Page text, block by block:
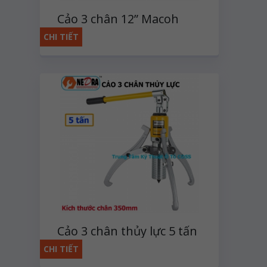
Cảo 3 chân 12” Macoh
CHI TIẾT
Cảo 3 chân thủy lực 5 tấn
CHI TIẾT